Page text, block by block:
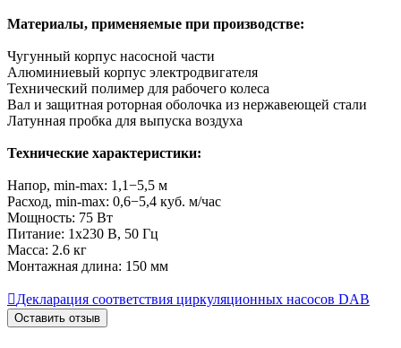
Материалы, применяемые при производстве:
Чугунный корпус насосной части
Алюминиевый корпус электродвигателя
Технический полимер для рабочего колеса
Вал и защитная роторная оболочка из нержавеющей стали
Латунная пробка для выпуска воздуха
Технические характеристики:
Напор, min-max: 1,1−5,5 м
Расход, min-max: 0,6−5,4 куб. м/час
Мощность: 75 Вт
Питание: 1x230 В, 50 Гц
Масса: 2.6 кг
Монтажная длина: 150 мм
Декларация соответствия циркуляционных насосов DAB
Оставить отзыв